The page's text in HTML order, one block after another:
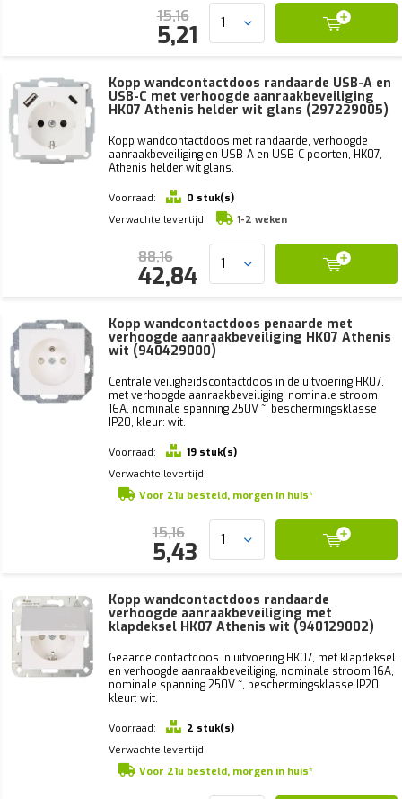
15,16
5,21
Kopp wandcontactdoos randaarde USB-A en
USB-C met verhoogde aanraakbeveiliging
HK07 Athenis helder wit glans (297229005)
Kopp wandcontactdoos met randaarde, verhoogde
aanraakbeveiliging en USB-A en USB-C poorten, HK07,
Athenis helder wit glans.
Voorraad:
0 stuk(s)
Verwachte levertijd:
1-2 weken
88,16
42,84
Kopp wandcontactdoos penaarde met
verhoogde aanraakbeveiliging HK07 Athenis
wit (940429000)
Centrale veiligheidscontactdoos in de uitvoering HK07,
met verhoogde aanraakbeveiliging, nominale stroom
16A, nominale spanning 250V ~, beschermingsklasse
IP20, kleur: wit.
Voorraad:
19 stuk(s)
Verwachte levertijd:
Voor 21u besteld, morgen in huis*
15,16
5,43
Kopp wandcontactdoos randaarde
verhoogde aanraakbeveiliging met
klapdeksel HK07 Athenis wit (940129002)
Geaarde contactdoos in uitvoering HK07, met klapdeksel
en verhoogde aanraakbeveiliging, nominale stroom 16A,
nominale spanning 250V ~, beschermingsklasse IP20,
kleur: wit.
Voorraad:
2 stuk(s)
Verwachte levertijd:
Voor 21u besteld, morgen in huis*